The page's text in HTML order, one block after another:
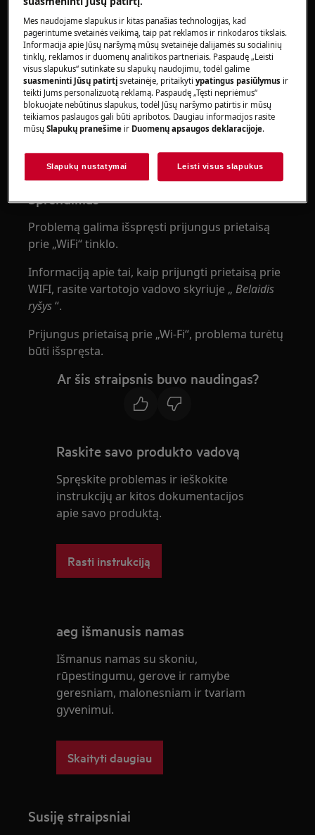
parodyta žemiau).
Orkaitė įsijungia ilgiau nei tikėtasi
Sprendimas
Problemą galima išspręsti prijungus prietaisą
prie „WiFi“ tinklo.
Informaciją apie tai, kaip prijungti prietaisą prie
WIFI, rasite vartotojo vadovo skyriuje „Belaidis
ryšys“.
Prijungus prietaisą prie „Wi-Fi“, problema turėtų
būti išspręsta.
Ar šis straipsnis buvo naudingas?
Raskite savo produkto vadovą
Spręskite problemas ir ieškokite
instrukcijų ar kitos dokumentacijos
apie savo produktą.
Rasti instrukciją
aeg išmanusis namas
Išmanus namas su skoniu,
rūpestingumu, gerove ir ramybe
geresniam, malonesniam ir tvariam
gyvenimui.
Skaityti daugiau
Susiję straipsniai
Mes naudojame slapukus ir kitas panašias technologijas, kad
pagerintume svetainės veikimą, taip pat reklamos ir rinkodaros tikslais.
Informacija apie Jūsų naršymą mūsų svetainėje dalijamės su socialinių
tinklų, reklamos ir duomenų analitikos partneriais. Paspaudę „Leisti
visus slapukus“ sutinkate su slapukų naudojimu, todėl galime
suasmeninti Jūsų patirtįsvetainėje, pritaikytiypatingus pasiūlymus ir
teikti Jums personalizuotą reklamą. Paspaudę „Tęsti nepriėmus“
blokuojate nebūtinus slapukus, todėl Jūsų naršymo patirtis ir mūsų
teikiamos paslaugos gali būti apribotos. Daugiau informacijos rasite
mūsųSlapukų pranešime ir Duomenų apsaugos deklaracijoje.
Slapukų nustatymai Leisti visus slapukus